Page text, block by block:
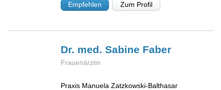
Empfehlen Zum Profil
Dr. med. Sabine Faber
Frauenärztin
Praxis Manuela Zatzkowski-Balthasar